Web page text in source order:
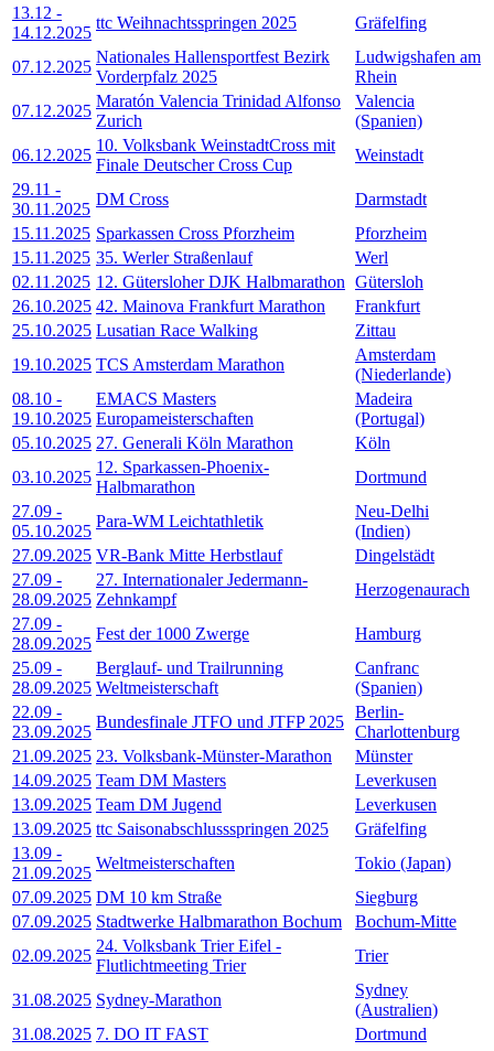
13.12 -
14.12.2025
ttc Weihnachtsspringen 2025 Gräfelfing
07.12.2025
Nationales Hallensportfest Bezirk
Vorderpfalz 2025
Ludwigshafen am
Rhein
07.12.2025
Maratón Valencia Trinidad Alfonso
Zurich
Valencia
(Spanien)
06.12.2025
10. Volksbank WeinstadtCross mit
Finale Deutscher Cross Cup
Weinstadt
29.11 -
30.11.2025
DM Cross
Darmstadt
15.11.2025 Sparkassen Cross Pforzheim
Pforzheim
15.11.2025 35. Werler Straßenlauf
Werl
02.11.2025 12. Gütersloher DJK Halbmarathon Gütersloh
26.10.2025 42. Mainova Frankfurt Marathon
Frankfurt
25.10.2025 Lusatian Race Walking
Zittau
19.10.2025 TCS Amsterdam Marathon
Amsterdam
(Niederlande)
08.10 -
19.10.2025
EMACS Masters
Europameisterschaften
Madeira
(Portugal)
05.10.2025 27. Generali Köln Marathon
Köln
03.10.2025
12. Sparkassen-Phoenix-
Halbmarathon
Dortmund
27.09 -
05.10.2025
Para-WM Leichtathletik
Neu-Delhi
(Indien)
27.09.2025 VR-Bank Mitte Herbstlauf
Dingelstädt
27.09 -
28.09.2025
27. Internationaler Jedermann-
Zehnkampf
Herzogenaurach
27.09 -
28.09.2025
Fest der 1000 Zwerge
Hamburg
25.09 -
28.09.2025
Berglauf- und Trailrunning
Weltmeisterschaft
Canfranc
(Spanien)
22.09 -
23.09.2025
Bundesfinale JTFO und JTFP 2025
Berlin-
Charlottenburg
21.09.2025 23. Volksbank-Münster-Marathon
Münster
14.09.2025 Team DM Masters
Leverkusen
13.09.2025 Team DM Jugend
Leverkusen
13.09.2025 ttc Saisonabschlussspringen 2025
Gräfelfing
13.09 -
21.09.2025
Weltmeisterschaften
Tokio (Japan)
07.09.2025 DM 10 km Straße
Siegburg
07.09.2025 Stadtwerke Halbmarathon Bochum
Bochum-Mitte
02.09.2025
24. Volksbank Trier Eifel -
Flutlichtmeeting Trier
Trier
31.08.2025 Sydney-Marathon
Sydney
(Australien)
31.08.2025 7. DO IT FAST
Dortmund